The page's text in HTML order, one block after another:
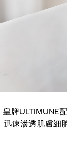
皇牌ULTIMUNE
迅速滲透肌膚細